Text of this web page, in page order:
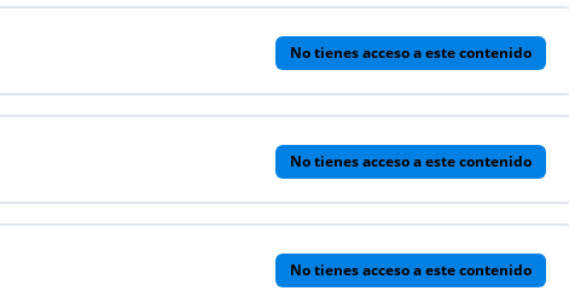
No tienes acceso a este contenido
No tienes acceso a este contenido
No tienes acceso a este contenido